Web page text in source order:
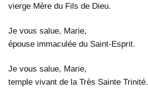
vierge Mère du Fils de Dieu.
Je vous salue, Marie,
épouse immaculée du Saint-Esprit.
Je vous salue, Marie,
temple vivant de la Très Sainte Trinité.